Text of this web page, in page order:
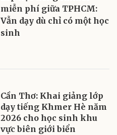
miễn phí giữa TPHCM:
Vẫn dạy dù chỉ có một học
sinh
Cần Thơ: Khai giảng lớp
dạy tiếng Khmer Hè năm
2026 cho học sinh khu
vực biên giới biển